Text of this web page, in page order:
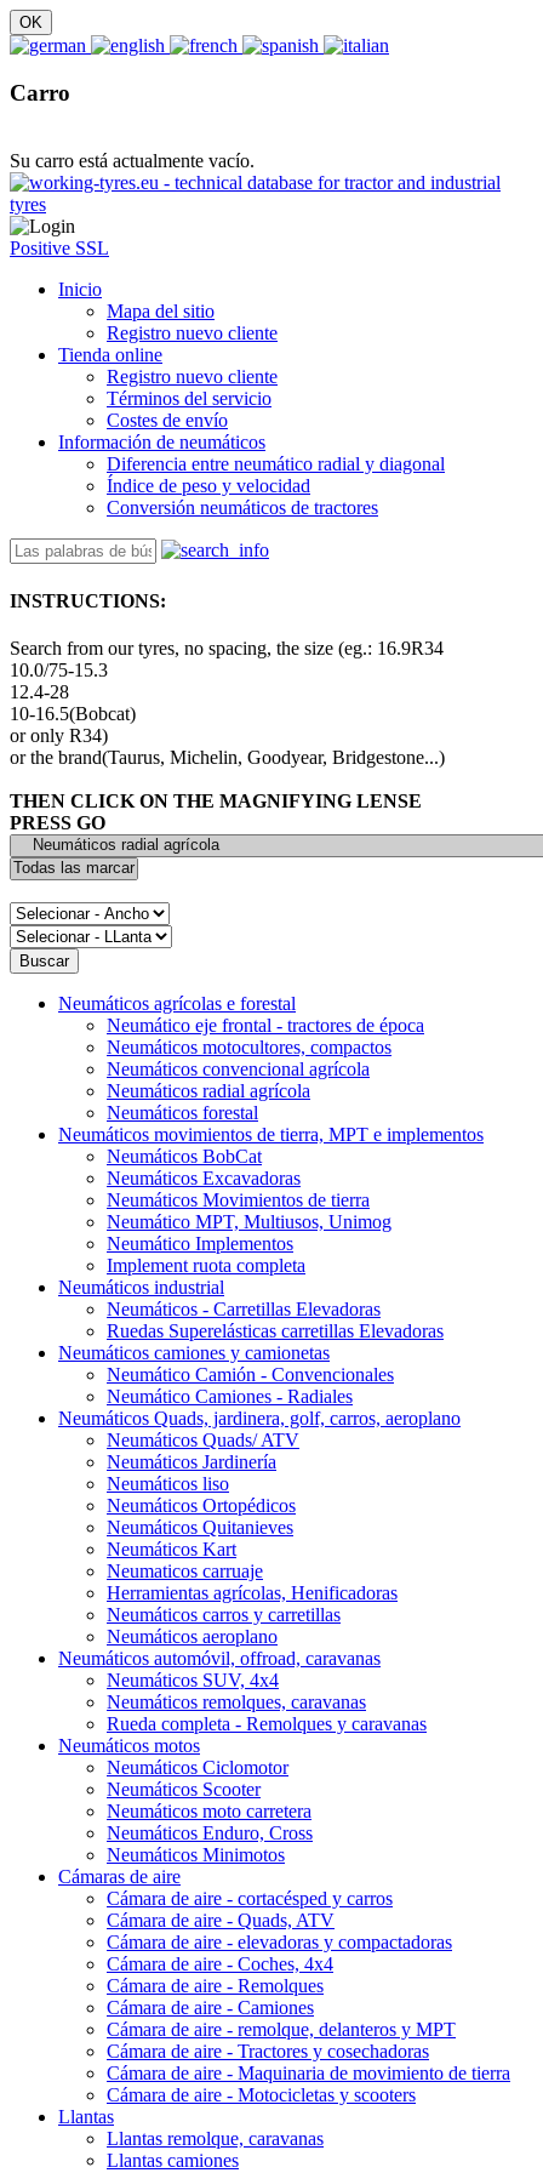
Carro
Su carro está actualmente vacío.
Positive SSL
Inicio
Mapa del sitio
Registro nuevo cliente
Tienda online
Registro nuevo cliente
Términos del servicio
Costes de envío
Información de neumáticos
Diferencia entre neumático radial y diagonal
Índice de peso y velocidad
Conversión neumáticos de tractores
INSTRUCTIONS:
Search from our tyres, no spacing, the size (eg.: 16.9R34
10.0/75-15.3
12.4-28
10-16.5(Bobcat)
or only R34)
or the brand(Taurus, Michelin, Goodyear, Bridgestone...)
THEN CLICK ON THE MAGNIFYING LENSE
PRESS GO
Neumáticos agrícolas e forestal
Neumático eje frontal - tractores de época
Neumáticos motocultores, compactos
Neumáticos convencional agrícola
Neumáticos radial agrícola
Neumáticos forestal
Neumáticos movimientos de tierra, MPT e implementos
Neumáticos BobCat
Neumáticos Excavadoras
Neumáticos Movimientos de tierra
Neumático MPT, Multiusos, Unimog
Neumático Implementos
Implement ruota completa
Neumáticos industrial
Neumáticos - Carretillas Elevadoras
Ruedas Superelásticas carretillas Elevadoras
Neumáticos camiones y camionetas
Neumático Camión - Convencionales
Neumático Camiones - Radiales
Neumáticos Quads, jardinera, golf, carros, aeroplano
Neumáticos Quads/ ATV
Neumáticos Jardinería
Neumáticos liso
Neumáticos Ortopédicos
Neumáticos Quitanieves
Neumáticos Kart
Neumaticos carruaje
Herramientas agrícolas, Henificadoras
Neumáticos carros y carretillas
Neumáticos aeroplano
Neumáticos automóvil, offroad, caravanas
Neumáticos SUV, 4x4
Neumáticos remolques, caravanas
Rueda completa - Remolques y caravanas
Neumáticos motos
Neumáticos Ciclomotor
Neumáticos Scooter
Neumáticos moto carretera
Neumáticos Enduro, Cross
Neumáticos Minimotos
Cámaras de aire
Cámara de aire - cortacésped y carros
Cámara de aire - Quads, ATV
Cámara de aire - elevadoras y compactadoras
Cámara de aire - Coches, 4x4
Cámara de aire - Remolques
Cámara de aire - Camiones
Cámara de aire - remolque, delanteros y MPT
Cámara de aire - Tractores y cosechadoras
Cámara de aire - Maquinaria de movimiento de tierra
Cámara de aire - Motocicletas y scooters
Llantas
Llantas remolque, caravanas
Llantas camiones